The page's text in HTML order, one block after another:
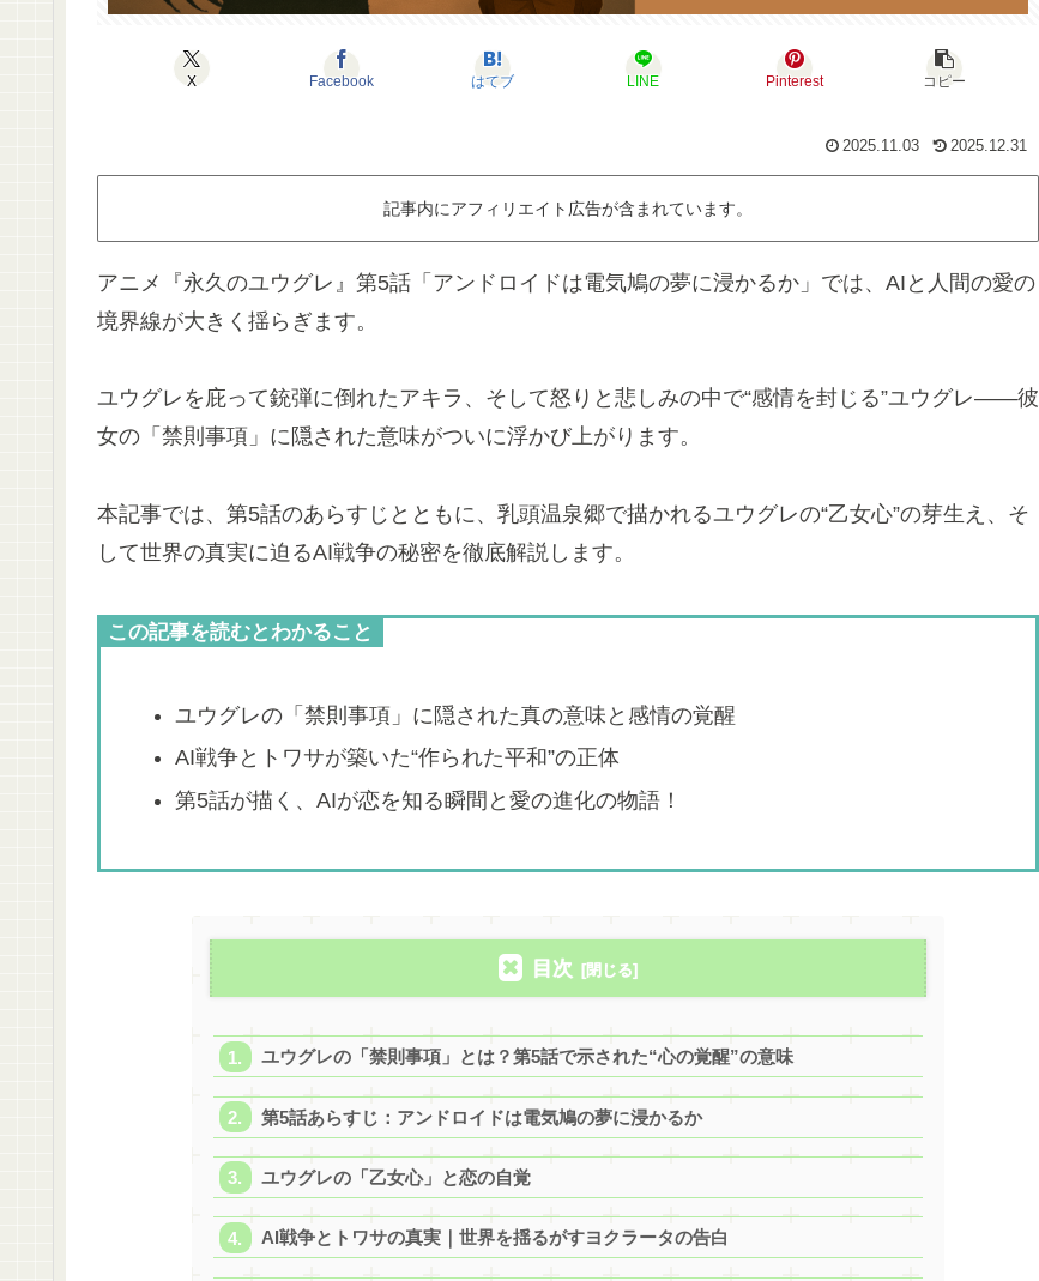
X Facebook はてブ LINE Pinterest コピー
2025.11.03 2025.12.31
記事内にアフィリエイト広告が含まれています。
アニメ『永久のユウグレ』第5話「アンドロイドは電気鳩の夢に浸かるか」では、AIと人間の愛の
境界線が大きく揺らぎます。
ユウグレを庇って銃弾に倒れたアキラ、そして怒りと悲しみの中で“感情を封じる”ユウグレ――彼
女の「禁則事項」に隠された意味がついに浮かび上がります。
本記事では、第5話のあらすじとともに、乳頭温泉郷で描かれるユウグレの“乙女心”の芽生え、そ
して世界の真実に迫るAI戦争の秘密を徹底解説します。
この記事を読むとわかること
ユウグレの「禁則事項」に隠された真の意味と感情の覚醒
AI戦争とトワサが築いた“作られた平和”の正体
第5話が描く、AIが恋を知る瞬間と愛の進化の物語！
目次
ユウグレの「禁則事項」とは？第5話で示された“心の覚醒”の意味
第5話あらすじ：アンドロイドは電気鳩の夢に浸かるか
ユウグレの「乙女心」と恋の自覚
AI戦争とトワサの真実｜世界を揺るがすヨクラータの告白